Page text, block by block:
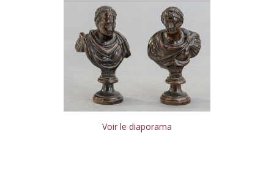
Voir le diaporama